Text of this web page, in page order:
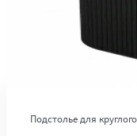
Подстолье для